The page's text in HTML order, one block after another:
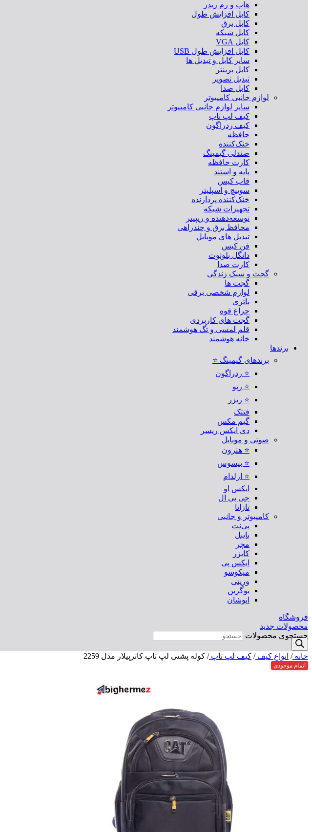
هاب و رم ریدر
کابل افزایش طول
کابل برق
کابل شبکه
کابل VGA
کابل افزایش طول USB
سایر کابل و تبدیل ها
کابل پرینتر
تبدیل تصویر
کابل صدا
لوازم جانبی کامپیوتر
سایر لوازم جانبی کامپیوتر
کیف لپ تاپ
کیف ردراگون
حافظه
خنک‌کننده
صندلی گیمینگ
کارت حافظه
پایه و استند
قاب کیس
سوییچ و اسپلیتر
خنک‌کننده پردازنده
تجهیزات شبکه
توسعه‌دهنده و ریپیتر
محافظ برق و چندراهی
تبدیل های موبایل
فن کیس
دانگل بلوتوث
کارت صدا
گجت و سبک زندگی
گجت ها
لوازم شخصی برقی
باتری
چراغ قوه
گجت های کاربردی
قلم لمسی و تگ هوشمند
خانه هوشمند
برندها
برندهای گیمینگ ⭐
⭐ ردراگون
⭐ رپو
⭐ ریزر
فنتک
گیم مکس
دی ایکس ریسر
صوتی و موبایل
⭐ هترون
⭐ بیسوس
⭐ ارلدام
ایکس او
جی بی ال
تازاتا
کامپیوتر و جانبی
پی‌نت
بایبل
مچر
کایزر
ایکس پی
میکوسو
وریتی
یوگرین
انوشان
فروشگاه
محصولات جدید
جستجوی محصولات
خانه/ انواع کیف/ کیف لپ تاپ/ کوله پشتی لپ تاپ کاترپیلار مدل 2259
اتمام موجودی